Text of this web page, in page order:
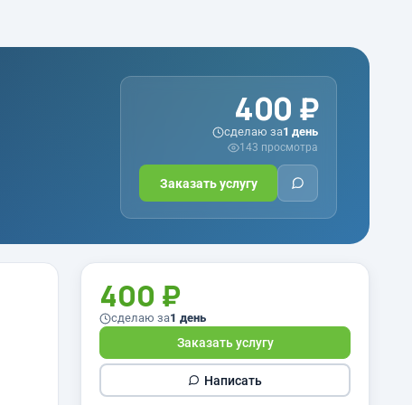
400 ₽
сделаю за1 день
143 просмотра
Заказать услугу
400 ₽
сделаю за1 день
Заказать услугу
Написать